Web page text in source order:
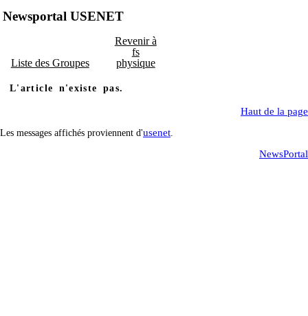
Newsportal USENET
Liste des Groupes
Revenir à
fs
physique
L'article n'existe pas.
Haut de la page
Les messages affichés proviennent d'usenet
NewsPortal